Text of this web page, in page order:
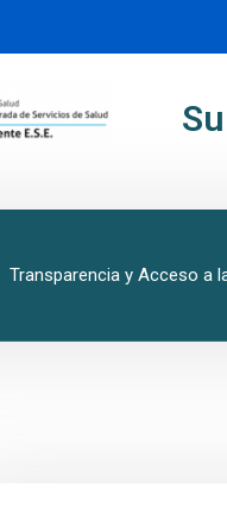
Transparencia y Acceso a